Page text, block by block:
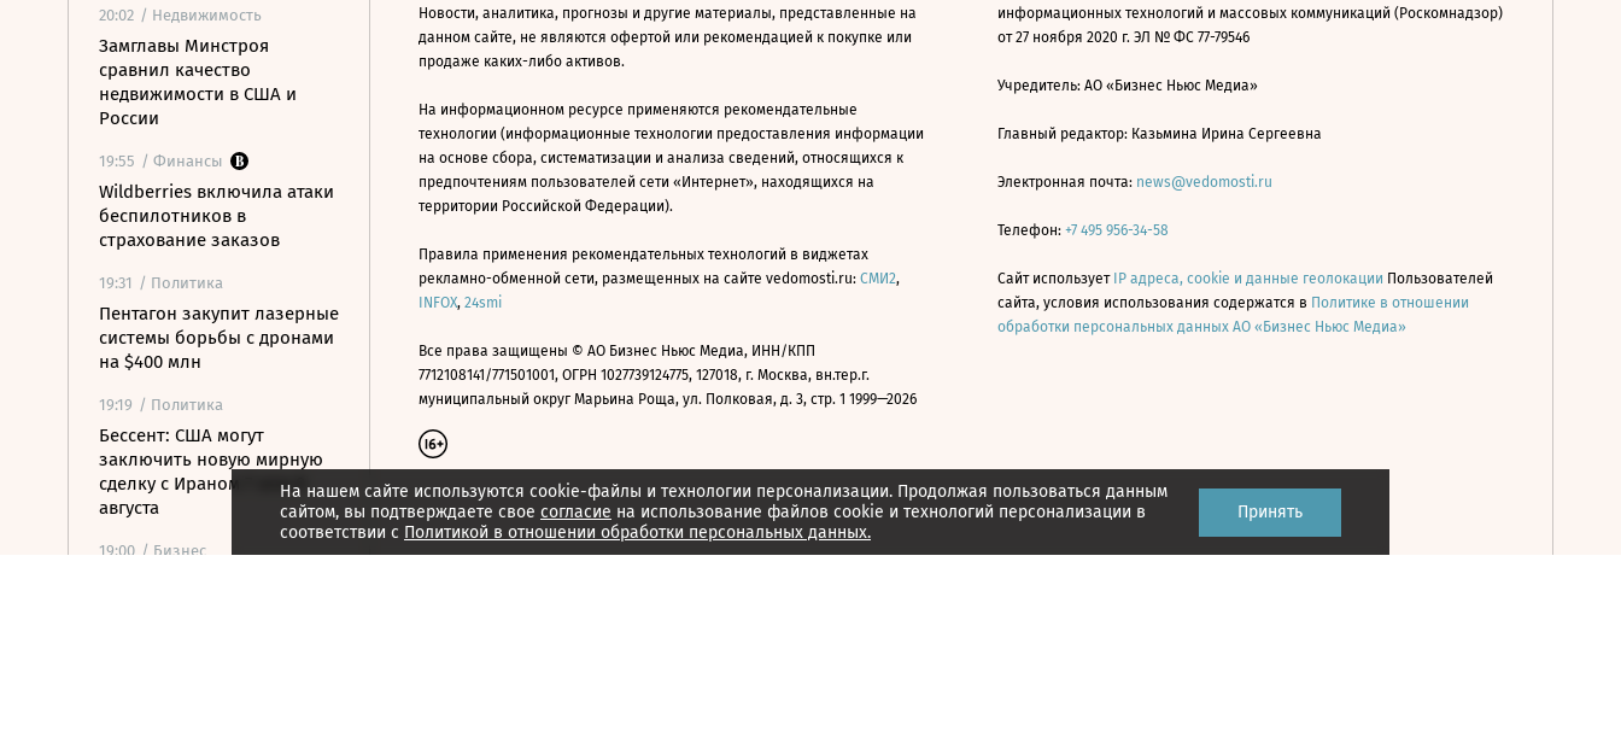
20:02 / Недвижимость
Замглавы Минстроя
сравнил качество
недвижимости в США и
России
19:55 / Финансы
Wildberries включила атаки
беспилотников в
страхование заказов
19:31 / Политика
Пентагон закупит лазерные
системы борьбы с дронами
на $400 млн
19:19 / Политика
Бессент: США могут
заключить новую мирную
сделку с Ираном 7 или 8
августа
19:00 / Бизнес
На нашем сайте используются cookie-файлы и технологии персонализации. Продолжая пользоваться данным
сайтом, вы подтверждаете свое согласие на использование файлов cookie и технологий персонализации в
соответствии с Политикой в отношении обработки персональных данных.
Принять
Новости, аналитика, прогнозы и другие материалы, представленные на
данном сайте, не являются офертой или рекомендацией к покупке или
продаже каких-либо активов.
На информационном ресурсе применяются рекомендательные
технологии (информационные технологии предоставления информации
на основе сбора, систематизации и анализа сведений, относящихся к
предпочтениям пользователей сети «Интернет», находящихся на
территории Российской Федерации).
Правила применения рекомендательных технологий в виджетах
рекламно-обменной сети, размещенных на сайте vedomosti.ru: СМИ2,
INFOX, 24smi
Все права защищены © АО Бизнес Ньюс Медиа, ИНН/КПП
7712108141/771501001, ОГРН 1027739124775, 127018, г. Москва, вн.тер.г.
муниципальный округ Марьина Роща, ул. Полковая, д. 3, стр. 1 1999—2026
информационных технологий и массовых коммуникаций (Роскомнадзор)
от 27 ноября 2020 г. ЭЛ № ФС 77-79546
Учредитель: АО «Бизнес Ньюс Медиа»
Главный редактор: Казьмина Ирина Сергеевна
Электронная почта: news@vedomosti.ru
Телефон: +7 495 956-34-58
Сайт использует IP адреса, cookie и данные геолокации Пользователей
сайта, условия использования содержатся в Политике в отношении
обработки персональных данных АО «Бизнес Ньюс Медиа»